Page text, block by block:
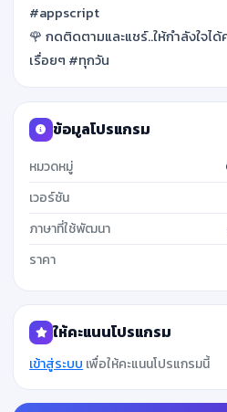
#appscript
🌹 กดติดตามและแชร์..ให้กำลังใจไ
เรื่อยๆ #ทุกวัน
ข้อมูลโปรแกรม
หมวดหมู่
เวอร์ชัน
ภาษาที่ใช้พัฒนา
ราคา
ให้คะแนนโปรแกรม
เข้าสู่ระบบ เพื่อให้คะแนนโปรแกรมนี้